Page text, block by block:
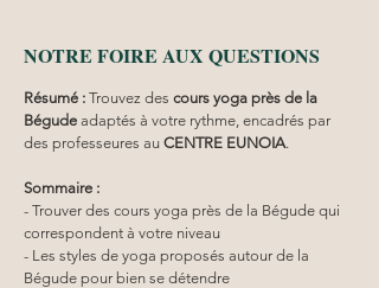
NOTRE FOIRE AUX QUESTIONS
Résumé : Trouvez des cours yoga près de la
Bégude adaptés à votre rythme, encadrés par
des professeures au CENTRE EUNOIA.
Sommaire :
- Trouver des cours yoga près de la Bégude qui
correspondent à votre niveau
- Les styles de yoga proposés autour de la
Bégude pour bien se détendre